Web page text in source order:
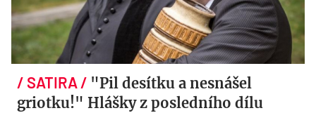
"Pil desítku a nesnášel
griotku!" Hlášky z posledního dílu